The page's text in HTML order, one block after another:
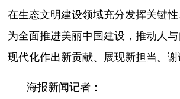
在生态文明建设领域充分发挥关键性
为全面推进美丽中国建设，推动人
现代化作出新贡献、展现新担当。谢
海报新闻记者：